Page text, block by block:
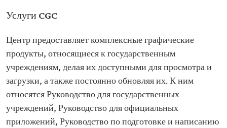
Услуги CGC
Центр предоставляет комплексные графические
продукты, относящиеся к государственным
учреждениям, делая их доступными для просмотра и
загрузки, а также постоянно обновляя их. К ним
относятся Руководство для государственных
учреждений, Руководство для официальных
приложений, Руководство по подготовке и написанию